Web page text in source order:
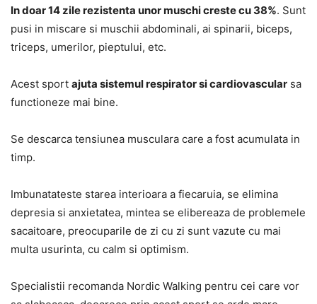
In doar 14 zile rezistenta unor muschi creste cu 38%. Sunt
pusi in miscare si muschii abdominali, ai spinarii, biceps,
triceps, umerilor, pieptului, etc.
Acest sport ajuta sistemul respirator si cardiovascular sa
functioneze mai bine.
Se descarca tensiunea musculara care a fost acumulata in
timp.
Imbunatateste starea interioara a fiecaruia, se elimina
depresia si anxietatea, mintea se elibereaza de problemele
sacaitoare, preocuparile de zi cu zi sunt vazute cu mai
multa usurinta, cu calm si optimism.
Specialistii recomanda Nordic Walking pentru cei care vor